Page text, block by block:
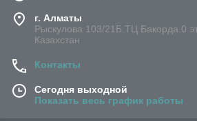
г. Алматы
Рыскулова 103/21Б.ТЦ Бакорда.0
Казахстан
Контакты
Сегодня выходной
Показать весь график работы